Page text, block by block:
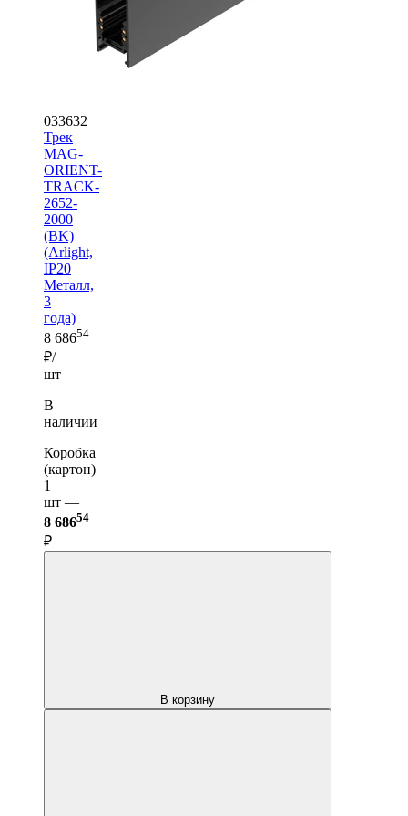
033632
Трек
MAG-
ORIENT-
TRACK-
2652-
2000
(BK)
(Arlight,
IP20
Металл,
3
года)
8 68654
₽/
шт
В
наличии
Коробка
(картон)
1
шт —
8 68654
₽
В корзину